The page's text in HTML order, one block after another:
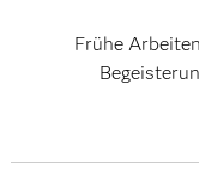
Frühe